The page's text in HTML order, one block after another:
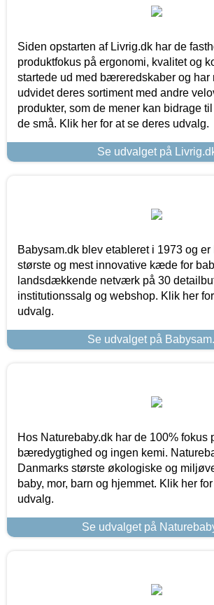
Siden opstarten af Livrig.dk har de
produktfokus på ergonomi, kvalitet og
startede ud med bæreredskaber og har
udvidet deres sortiment med andre
produkter, som de mener kan bidrage
de små. Klik her for at se deres udvalg.
Se udvalget på
Babysam.dk blev etableret i 1973 og er
største og mest innovative kæde for
landsdækkende netværk på 30
institutionssalg og webshop. Klik her
udvalg.
Se udvalget på
Hos Naturebaby.dk har de 100% fokus
bæredygtighed og ingen kemi.
Danmarks største økologiske og
baby, mor, barn og hjemmet. Klik her
udvalg.
Se udvalget på